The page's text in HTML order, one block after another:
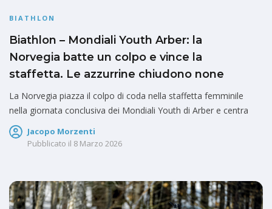
BIATHLON
Biathlon – Mondiali Youth Arber: la
Norvegia batte un colpo e vince la
staffetta. Le azzurrine chiudono none
La Norvegia piazza il colpo di coda nella staffetta femminile
nella giornata conclusiva dei Mondiali Youth di Arber e centra
Jacopo Morzenti
Pubblicato il 8 Marzo 2026